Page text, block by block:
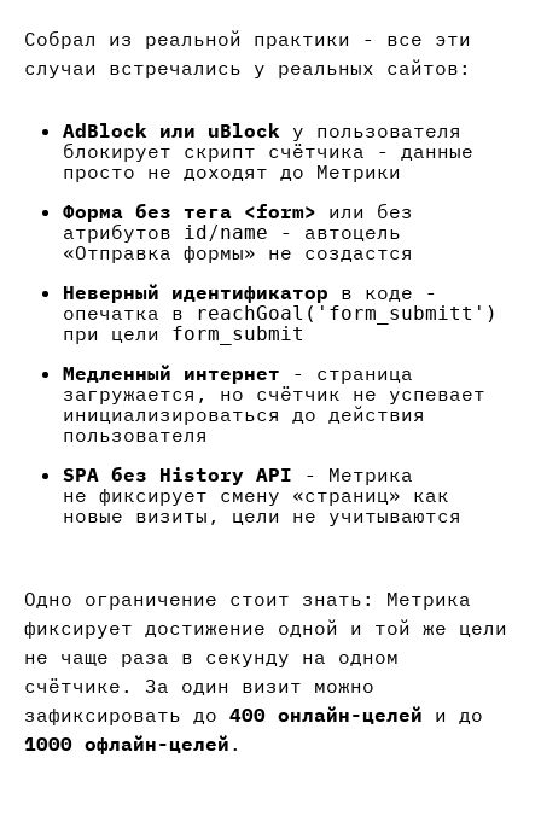
Собрал из реальной практики - все эти
случаи встречались у реальных сайтов:
AdBlock или uBlock у пользователя
блокирует скрипт счётчика - данные
просто не доходят до Метрики
Форма без тега <form> или без
атрибутов id /name - автоцель
«Отправка формы» не создастся
Неверный идентификатор в коде -
опечатка в
reachGoal('form_submitt')
при цели form_submit
Медленный интернет - страница
загружается, но счётчик не успевает
инициализироваться до действия
пользователя
SPA без History API - Метрика
не фиксирует смену «страниц» как
новые визиты, цели не учитываются
Одно ограничение стоит знать: Метрика
фиксирует достижение одной и той же цели
не чаще раза в секунду на одном
счётчике. За один визит можно
зафиксировать до 400 онлайн-целей и до
1000 офлайн-целей .